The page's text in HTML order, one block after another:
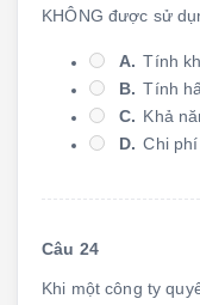
KHÔNG được sử
A. Tính
B. Tính
C. Khả
D. Chi
Câu 24
Khi một công ty